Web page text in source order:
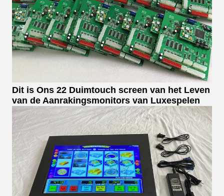
Dit is Ons 22 Duimtouch screen van het Leven
van de Aanrakingsmonitors van Luxespelen